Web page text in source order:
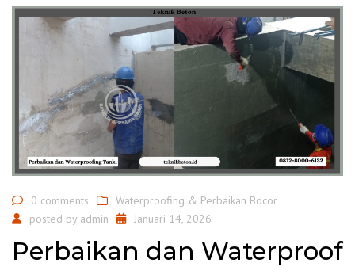
0 comments
Waterproofing & Perbaikan Bocor
posted by admin Januari 14, 2026
Perbaikan dan Waterproof